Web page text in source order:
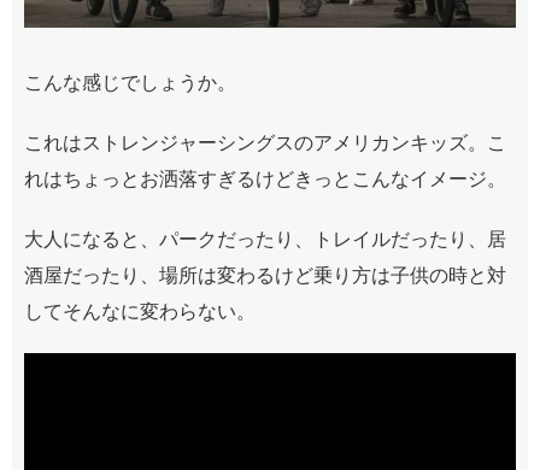
こんな感じでしょうか。
これはストレンジャーシングスのアメリカンキッズ。こ
れはちょっとお洒落すぎるけどきっとこんなイメージ。
大人になると、パークだったり、トレイルだったり、居
酒屋だったり、場所は変わるけど乗り方は子供の時と対
してそんなに変わらない。